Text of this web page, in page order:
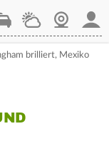
WetterWebcam
brilliert, Mexiko